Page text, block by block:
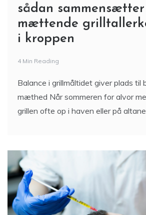
sådan
mættende
i kroppen
4 Min Reading
Balance i grillmåltidet giver plads til
mæthed Når sommeren for alvor
grillen ofte op i haven eller på